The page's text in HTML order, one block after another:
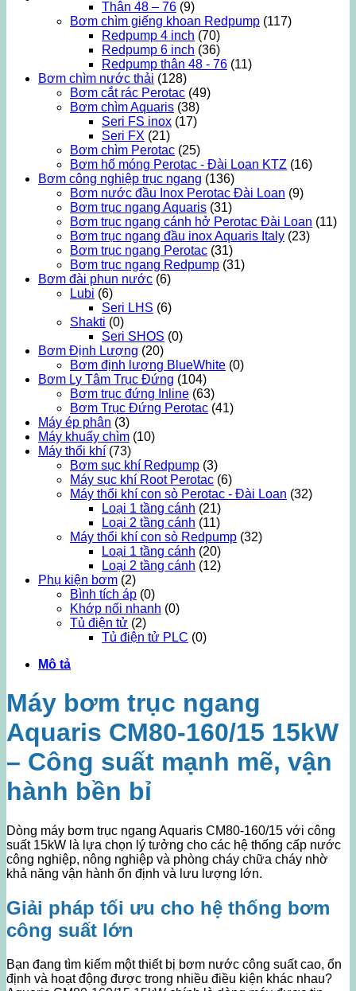
Thân 48 – 76 (9)
Bơm chìm giếng khoan Redpump (117)
Redpump 4 inch (70)
Redpump 6 inch (36)
Redpump thân 48 - 76 (11)
Bơm chìm nước thải (128)
Bơm cắt rác Perotac (49)
Bơm chìm Aquaris (38)
Seri FS inox (17)
Seri FX (21)
Bơm chìm Perotac (25)
Bơm hố móng Perotac - Đài Loan KTZ (16)
Bơm công nghiệp trục ngang (136)
Bơm nước đầu Inox Perotac Đài Loan (9)
Bơm trục ngang Aquaris (31)
Bơm trục ngang cánh hở Perotac Đài Loan (11)
Bơm trục ngang đầu inox Aquaris Italy (23)
Bơm trục ngang Perotac (31)
Bơm trục ngang Redpump (31)
Bơm đài phun nước (6)
Lubi (6)
Seri LHS (6)
Shakti (0)
Seri SHOS (0)
Bơm Định Lượng (20)
Bơm định lượng BlueWhite (0)
Bơm Ly Tâm Trục Đứng (104)
Bơm trục đứng Inline (63)
Bơm Trục Đứng Perotac (41)
Máy ép phân (3)
Máy khuấy chìm (10)
Máy thổi khí (73)
Bơm sục khí Redpump (3)
Máy sục khí Root Perotac (6)
Máy thổi khí con sò Perotac - Đài Loan (32)
Loại 1 tầng cánh (21)
Loại 2 tầng cánh (11)
Máy thổi khí con sò Redpump (32)
Loại 1 tầng cánh (20)
Loại 2 tầng cánh (12)
Phụ kiện bơm (2)
Bình tích áp (0)
Khớp nối nhanh (0)
Tủ điện tử (2)
Tủ điện tử PLC (0)
Mô tả
Máy bơm trục ngang
Aquaris CM80-160/15 15kW
– Công suất mạnh mẽ, vận
hành bền bỉ
Dòng máy bơm trục ngang Aquaris CM80-160/15 với công
suất 15kW là lựa chọn lý tưởng cho các hệ thống cấp nước
công nghiệp, nông nghiệp và phòng cháy chữa cháy nhờ
khả năng vận hành ổn định và lưu lượng lớn.
Giải pháp tối ưu cho hệ thống bơm
công suất lớn
Bạn đang tìm kiếm một thiết bị bơm nước công suất cao, ổn
định và hoạt động được trong nhiều điều kiện khác nhau?